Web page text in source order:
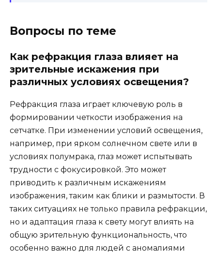
Вопросы по теме
Как рефракция глаза влияет на
зрительные искажения при
различных условиях освещения?
Рефракция глаза играет ключевую роль в
формировании четкости изображения на
сетчатке. При изменении условий освещения,
например, при ярком солнечном свете или в
условиях полумрака, глаз может испытывать
трудности с фокусировкой. Это может
приводить к различным искажениям
изображения, таким как блики и размытости. В
таких ситуациях не только правила рефракции,
но и адаптация глаза к свету могут влиять на
общую зрительную функциональность, что
особенно важно для людей с аномалиями